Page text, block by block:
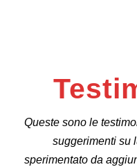
Queste sono le
suggerimenti su
sperimentato da